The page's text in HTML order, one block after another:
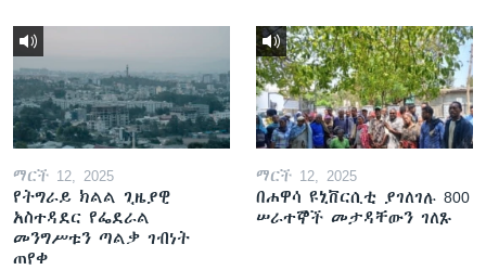
ማርች 12, 2025
የትግራይ ክልል ጊዜያዊ
አስተዳደር የፌደራል
መንግሥቱን ጣልቃ ገብነት
ጠየቀ
ማርች 12, 2025
በሐዋሳ ዩኒቨርሲቲ ያገለገሉ 800
ሠራተኞች መታዳቸውን ገለጹ